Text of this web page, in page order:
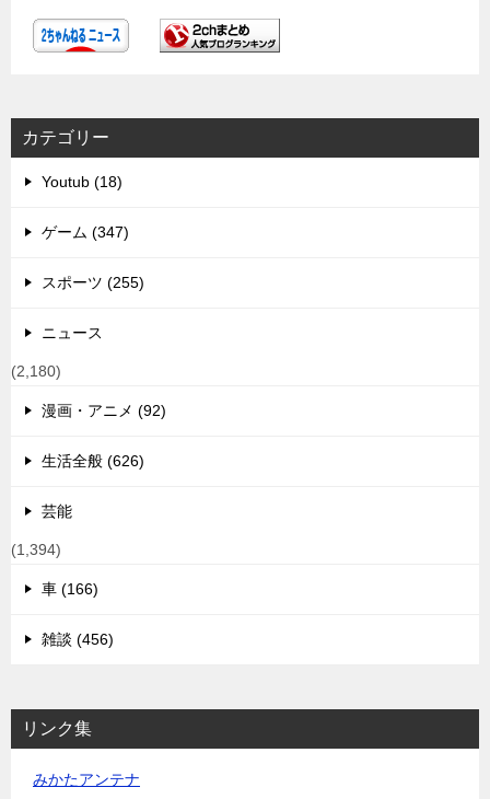
カテゴリー
Youtub (18)
ゲーム (347)
スポーツ (255)
ニュース
(2,180)
漫画・アニメ (92)
生活全般 (626)
芸能
(1,394)
車 (166)
雑談 (456)
リンク集
みかたアンテナ